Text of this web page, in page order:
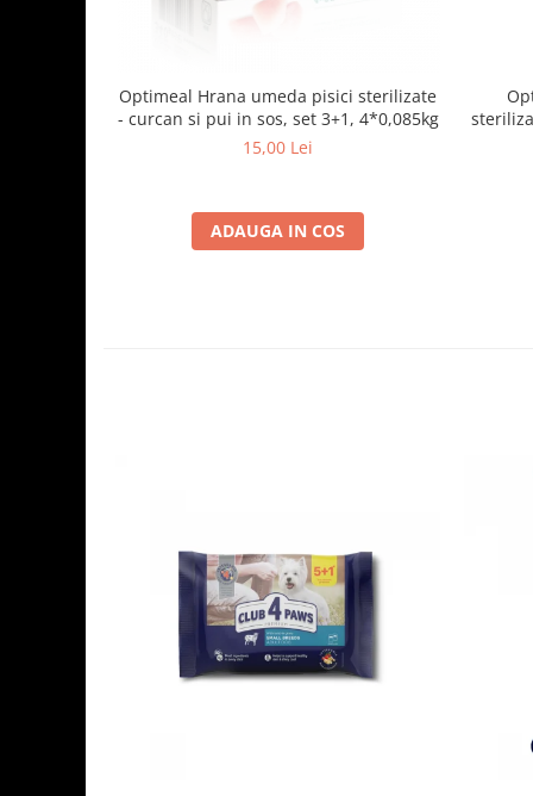
Optimeal Hrana umeda pisici sterilizate
- curcan si pui in sos, set 3+1, 4*0,085kg
15,00 Lei
ADAUGA IN COS